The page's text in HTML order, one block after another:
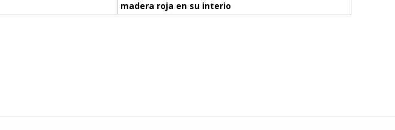
madera roja en su interio